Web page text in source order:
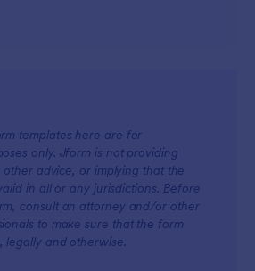
templates here are for
only. Jform is not providing
advice, or implying that the
in all or any jurisdictions. Before
consult an attorney and/or other
to make sure that the form
legally and otherwise.